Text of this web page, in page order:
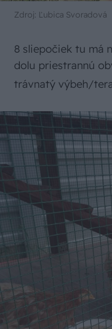
Zdroj: Ľubica Svoradová
8 sliepočiek tu má
dolu priestrannú
trávnatý výbeh/